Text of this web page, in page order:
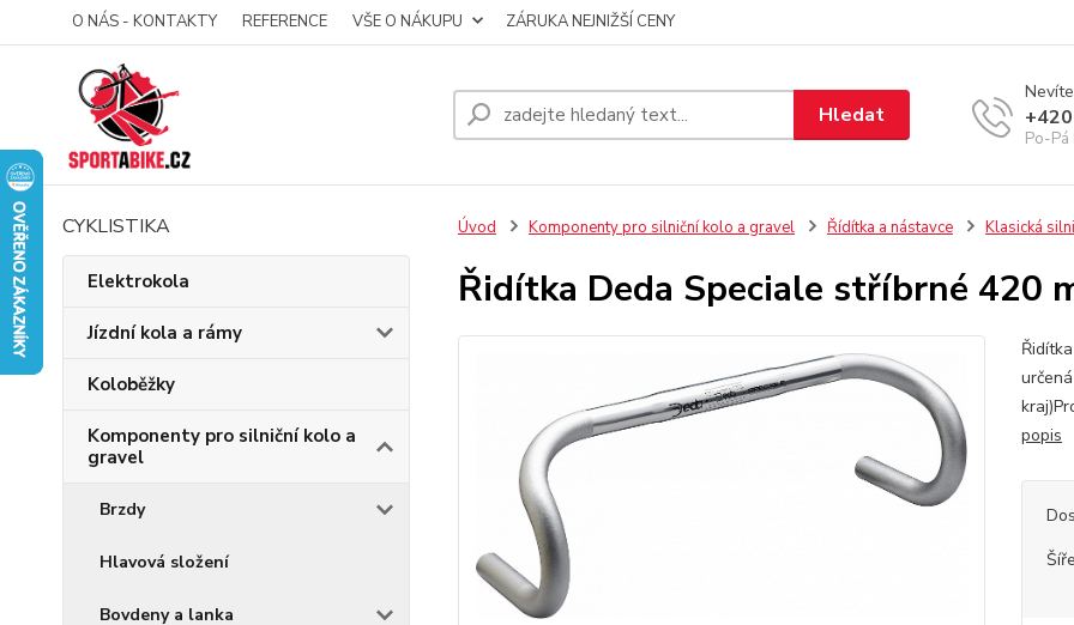
O NÁS - KONTAKTY REFERENCE VŠE O NÁKUPU ZÁRUKA NEJNIŽŠÍ CENY
Hledat
Po-
CYKLISTIKA
Elektrokola
Jízdní kola a rámy
Koloběžky
Komponenty pro silniční kolo a
gravel
Brzdy
Hlavová složení
Bovdeny a lanka
Úvod Komponenty pro silniční kolo a gravel Řídítka a nástavce Klasická
Řidítka Deda Speciale stříbrné 420
popis
Šíře